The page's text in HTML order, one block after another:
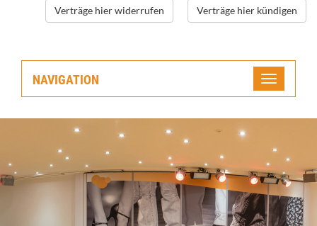
Verträge hier widerrufen Verträge hier kündigen
NAVIGATION
Toggle